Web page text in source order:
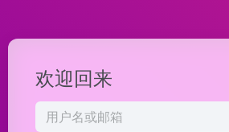
欢迎回来